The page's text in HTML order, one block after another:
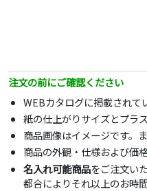
注文の前にご確認ください
WEBカタログに掲載されて
紙の仕上がりサイズとプラ
商品画像はイメージです。
商品の外観・仕様および価
名入れ可能商品をご注文い
都合によりそれ以上のお時